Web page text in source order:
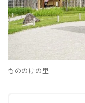
もののけの里